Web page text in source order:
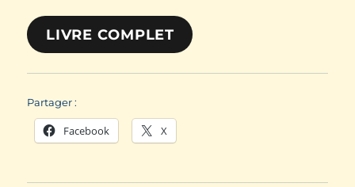
LIVRE COMPLET
Partager :
Facebook X